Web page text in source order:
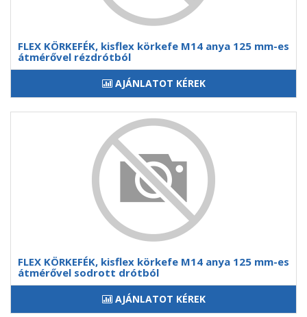
FLEX KÖRKEFÉK, kisflex körkefe M14 anya 125 mm-es
átmérővel rézdrótból
AJÁNLATOT KÉREK
FLEX KÖRKEFÉK, kisflex körkefe M14 anya 125 mm-es
átmérővel sodrott drótból
AJÁNLATOT KÉREK